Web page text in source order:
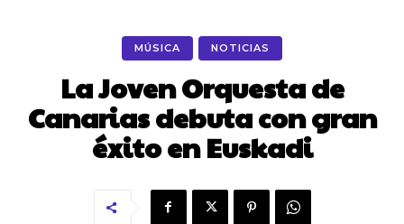
MÚSICA NOTICIAS
La Joven Orquesta de
Canarias debuta con gran
éxito en Euskadi